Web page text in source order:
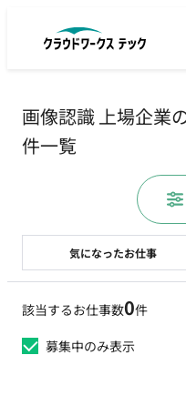
画像認識 上場企業
件一覧
該当するお仕事数0件
募集中のみ表示
気になったお仕事